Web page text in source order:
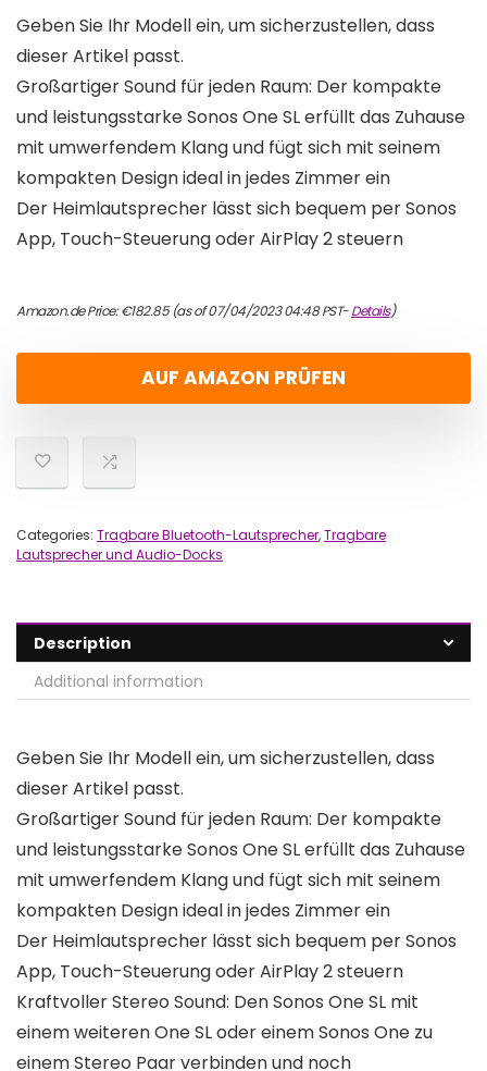
Geben Sie Ihr Modell ein, um sicherzustellen, dass
dieser Artikel passt.
Großartiger Sound für jeden Raum: Der kompakte
und leistungsstarke Sonos One SL erfüllt das Zuhause
mit umwerfendem Klang und fügt sich mit seinem
kompakten Design ideal in jedes Zimmer ein
Der Heimlautsprecher lässt sich bequem per Sonos
App, Touch-Steuerung oder AirPlay 2 steuern
Amazon.de Price:€182.85(as of 07/04/2023 04:48 PST-Details)
AUF AMAZON PRÜFEN
Categories: Tragbare Bluetooth-Lautsprecher,Tragbare
Lautsprecher und Audio-Docks
Description
Additional information
Geben Sie Ihr Modell ein, um sicherzustellen, dass
dieser Artikel passt.
Großartiger Sound für jeden Raum: Der kompakte
und leistungsstarke Sonos One SL erfüllt das Zuhause
mit umwerfendem Klang und fügt sich mit seinem
kompakten Design ideal in jedes Zimmer ein
Der Heimlautsprecher lässt sich bequem per Sonos
App, Touch-Steuerung oder AirPlay 2 steuern
Kraftvoller Stereo Sound: Den Sonos One SL mit
einem weiteren One SL oder einem Sonos One zu
einem Stereo Paar verbinden und noch